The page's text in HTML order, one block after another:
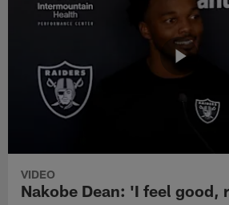
VIDEO
Nakobe Dean: 'I feel good,